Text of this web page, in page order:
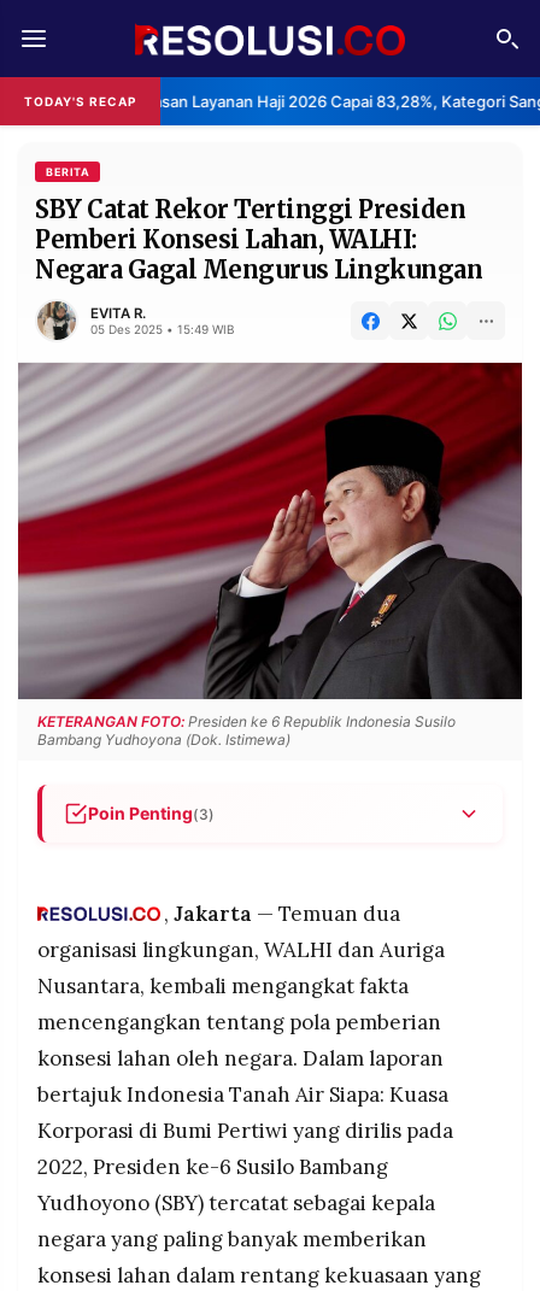
TODAY'S RECAP
Layanan Haji 2026 Capai 83,28%, Kategori Sangat
REDAKSI TENTANG
RESOLUSI IKLAN
RUBRIKASI
EDITORIAL AKSARA
FINANSIA PERSONA
DAERAH NASIONAL
MANCA SPORT
INFORMASI
BERITA
WARGA
INFORMASI KIRIM
TULISAN
PENGADUAN TERM
SERVICE
IKUTI
KAMI
PT.
MEDIA
PRAMUDITA
©
-
2026
BERITA
SBY Catat Rekor Tertinggi Presiden
Pemberi Konsesi Lahan, WALHI:
Negara Gagal Mengurus Lingkungan
EVITA R.
05 Des 2025 • 15:49 WIB
KETERANGAN FOTO: Presiden ke 6 Republik Indonesia Susilo
Bambang Yudhoyona (Dok. Istimewa)
Poin Penting(3)
singkat, yaitu 55 juta hektare selama 10 tahun,
total karena berkuasa 32 tahun.
Kebijakan pemberian izin korporasi pada hutan
dan lahan berlangsung sejak Orde Baru hingga
era Jokowi, termasuk izin tambang di hutan
lindung era Megawati dan realisasi reforma
agraria Jokowi yang hanya 11 persen.
WALHI menegaskan bencana banjir dan longsor
di Sumatra bukan semata karena hujan, tetapi
akibat deforestasi massif dan kebijakan negara
yang memberikan izin perusahaan di kawasan
berisiko tinggi seperti Batang Toru.
, Jakarta — Temuan dua
organisasi lingkungan, WALHI dan Auriga
Nusantara, kembali mengangkat fakta
mencengangkan tentang pola pemberian
konsesi lahan oleh negara. Dalam laporan
bertajuk Indonesia Tanah Air Siapa: Kuasa
Korporasi di Bumi Pertiwi yang dirilis pada
2022, Presiden ke-6 Susilo Bambang
Yudhoyono (SBY) tercatat sebagai kepala
negara yang paling banyak memberikan
konsesi lahan dalam rentang kekuasaan yang